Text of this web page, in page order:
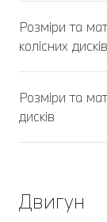
Розміри та
колісних дисків
Розміри та
дисків
Двигун